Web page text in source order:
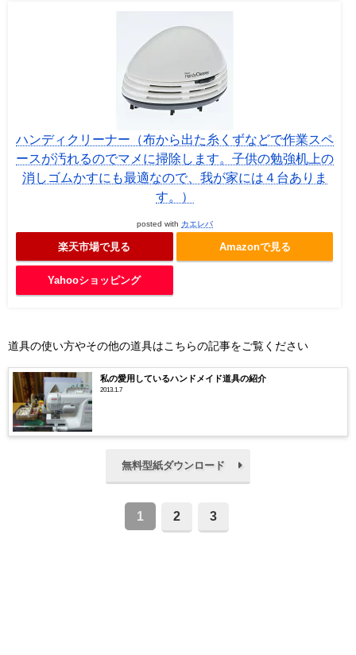
ハンディクリーナー（布から出た糸くずなどで作業スペ
ースが汚れるのでマメに掃除します。子供の勉強机上の
消しゴムかすにも最適なので、我が家には４台ありま
す。）
posted with カエレバ
楽天市場で見る Amazonで見る
Yahooショッピング
道具の使い方やその他の道具はこちらの記事をご覧ください
私の愛用しているハンドメイド道具の紹介
2013.1.7
無料型紙ダウンロード
1 2 3